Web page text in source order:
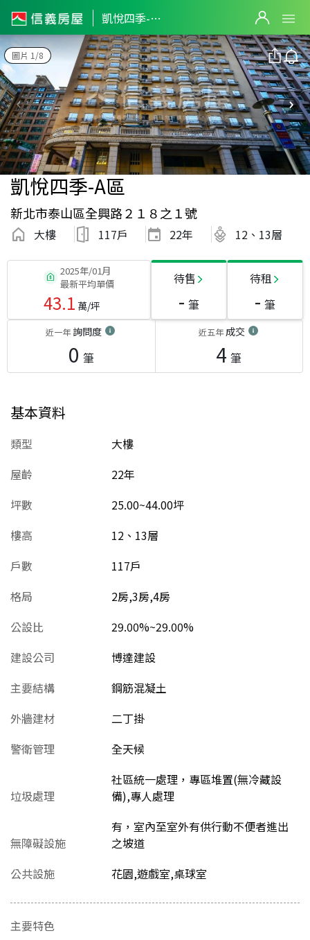
凱悅四季-A區
圖片 1/8
凱悅四季-A區
新北市泰山區全興路２１８之１號
大樓 117戶 22年 12、13層
2025年/01月
最新平均單價
43.1 萬/坪
待售
- 筆
待租
- 筆
近一年詢問度
0 筆
近五年成交
4 筆
基本資料
類型
大樓
屋齡
22年
坪數
25.00~44.00坪
樓高
12、13層
戶數
117戶
格局
2房,3房,4房
公設比
29.00%~29.00%
建設公司
博達建設
主要結構
鋼筋混凝土
外牆建材
二丁掛
警衛管理
全天候
垃圾處理
社區統一處理，專區堆置(無冷藏設
備),專人處理
無障礙設施
有，室內至室外有供行動不便者進出
之坡道
公共設施
花園,遊戲室,桌球室
主要特色